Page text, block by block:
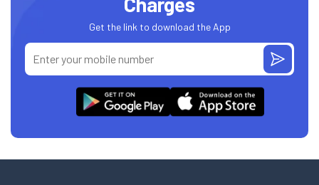
Get the link to download the App